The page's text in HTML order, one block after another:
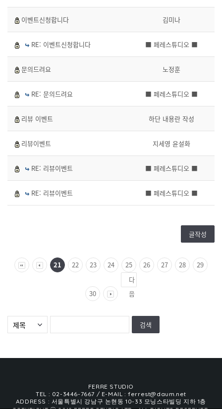
이벤트신청합니다 김미나
RE: 이벤트신청합니다 ■ 페레스튜디오 ■
문의드려요 노정훈
RE: 문의드려요 ■ 페레스튜디오 ■
리뷰 이벤트 하단 내용란 작성
리뷰이벤트 지세영 윤설화
RE: 리뷰이벤트 ■ 페레스튜디오 ■
RE: 리뷰이벤트 ■ 페레스튜디오 ■
글작성
21 22 23 24 25 26 27 28 29
30
다
음
FERRE STUDIO
TEL : 02-3446-7667 / E-MAIL : ferrest@daum.net
ADDRESS : 서울특별시 강남구 논현동 10-33 모닝스타빌딩 지하 1층